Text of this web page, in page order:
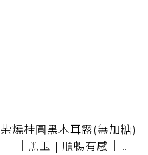
柴燒桂圓黑木耳露(無加糖)
｜黑玉 | 順暢有感｜